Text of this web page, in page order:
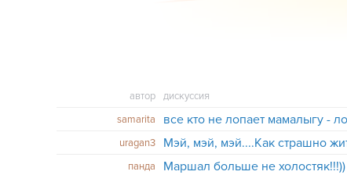
автор дискуссия
samarita
все кто не лопает мамалыгу -
uragan3
панда
Маршал больше не холостяк!!!))